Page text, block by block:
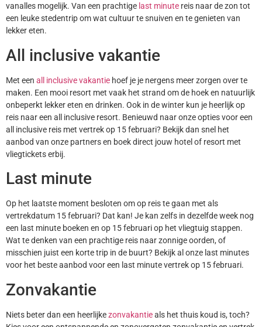
vanalles mogelijk. Van een prachtige last minute reis naar de zon tot
een leuke stedentrip om wat cultuur te snuiven en te genieten van
lekker eten.
All inclusive vakantie
Met een all inclusive vakantie hoef je je nergens meer zorgen over te
maken. Een mooi resort met vaak het strand om de hoek en natuurlijk
onbeperkt lekker eten en drinken. Ook in de winter kun je heerlijk op
reis naar een all inclusive resort. Benieuwd naar onze opties voor een
all inclusive reis met vertrek op 15 februari? Bekijk dan snel het
aanbod van onze partners en boek direct jouw hotel of resort met
vliegtickets erbij.
Last minute
Op het laatste moment besloten om op reis te gaan met als
vertrekdatum 15 februari? Dat kan! Je kan zelfs in dezelfde week nog
een last minute boeken en op 15 februari op het vliegtuig stappen.
Wat te denken van een prachtige reis naar zonnige oorden, of
misschien juist een korte trip in de buurt? Bekijk al onze last minutes
voor het beste aanbod voor een last minute vertrek op 15 februari.
Zonvakantie
Niets beter dan een heerlijkezonvakantieals het thuis koud is, toch?